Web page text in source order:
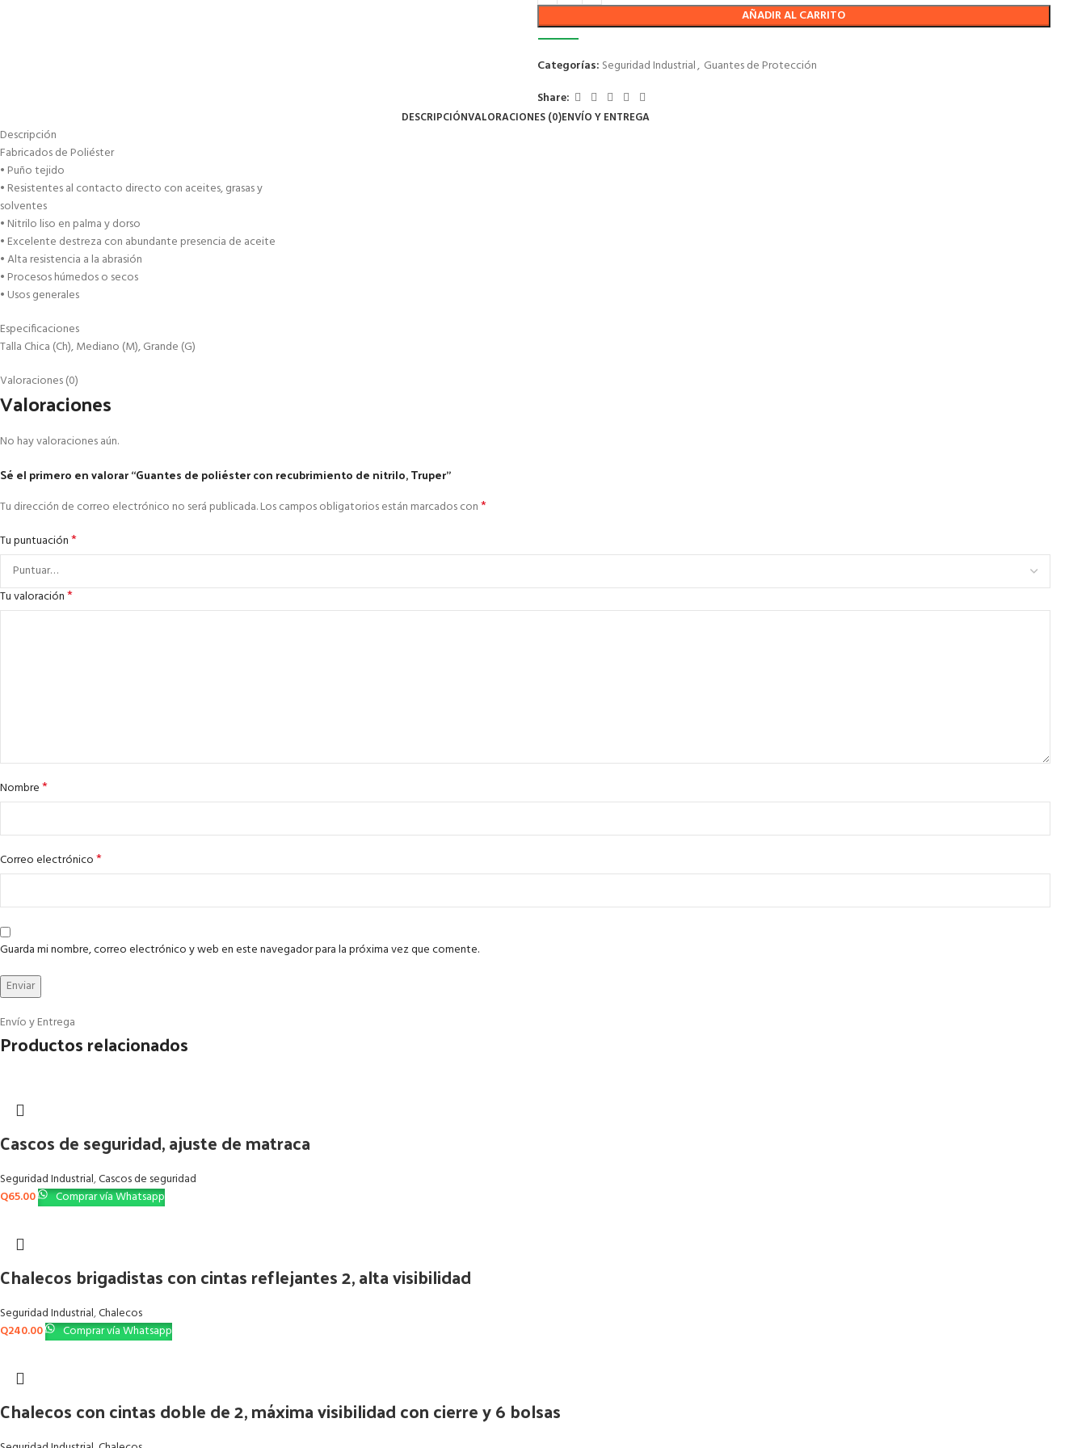
AÑADIR AL CARRITO
Categorías: Seguridad Industrial, Guantes de Protección
Share:
DESCRIPCIÓNVALORACIONES (0)ENVÍO Y ENTREGA
Descripción
Fabricados de Poliéster
• Puño tejido
• Resistentes al contacto directo con aceites, grasas y
solventes
• Nitrilo liso en palma y dorso
• Excelente destreza con abundante presencia de aceite
• Alta resistencia a la abrasión
• Procesos húmedos o secos
• Usos generales
Especificaciones
Talla Chica (Ch), Mediano (M), Grande (G)
Valoraciones (0)
Valoraciones
No hay valoraciones aún.
Sé el primero en valorar “Guantes de poliéster con recubrimiento de nitrilo, Truper”
Tu dirección de correo electrónico no será publicada.Los campos obligatorios están marcados con*
Tu puntuación*
Tu valoración*
Nombre*
Correo electrónico*
Guarda mi nombre, correo electrónico y web en este navegador para la próxima vez que comente.
Envío y Entrega
Productos relacionados
Cascos de seguridad, ajuste de matraca
Seguridad Industrial,Cascos de seguridad
Q65.00 Comprar vía Whatsapp
Chalecos brigadistas con cintas reflejantes 2, alta visibilidad
Seguridad Industrial,Chalecos
Q240.00 Comprar vía Whatsapp
Chalecos con cintas doble de 2, máxima visibilidad con cierre y 6 bolsas